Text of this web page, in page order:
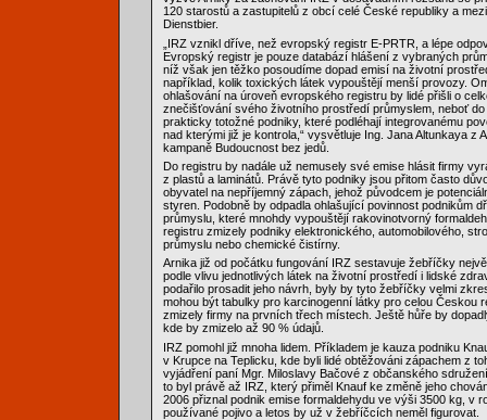
120 starostů a zastupitelů z obcí celé České republiky a
Dienstbier.
„IRZ vznikl dříve, než evropský registr E-PRTR, a lépe
Evropský registr je pouze databází hlášení z vybraných
níž však jen těžko posoudíme dopad emisí na životní
například, kolik toxických látek vypouštějí menší provozy.
ohlašování na úroveň evropského registru by lidé přišli o
znečišťování svého životního prostředí průmyslem, neboť
prakticky totožné podniky, které podléhají integrovanému
nad kterými již je kontrola,“ vysvětluje Ing. Jana Altunkaya z
kampaně Budoucnost bez jedů.
Do registru by nadále už nemusely své emise hlásit firmy
z plastů a laminátů. Právě tyto podniky jsou přitom často
obyvatel na nepříjemný zápach, jehož původcem je
styren. Podobně by odpadla ohlašující povinnost podnikům
průmyslu, které mnohdy vypouštějí rakovinotvorný
registru zmizely podniky elektronického, automobilového,
průmyslu nebo chemické čistírny.
Arnika již od počátku fungování IRZ sestavuje žebříčky
podle vlivu jednotlivých látek na životní prostředí i lidské
podařilo prosadit jeho návrh, byly by tyto žebříčky velmi
mohou být tabulky pro karcinogenní látky pro celou Českou
zmizely firmy na prvních třech místech. Ještě hůře by
kde by zmizelo až 90 % údajů.
IRZ pomohl již mnoha lidem. Příkladem je kauza podniku
v Krupce na Teplicku, kde byli lidé obtěžováni zápachem z
vyjádření paní Mgr. Miloslavy Bačové z občanského
to byl právě až IRZ, který přiměl Knauf ke změně jeho
2006 přiznal podnik emise formaldehydu ve výši 3500 kg, v
používané pojivo a letos by už v žebříčcích neměl figurovat.